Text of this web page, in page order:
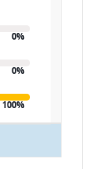
0%
0%
100%